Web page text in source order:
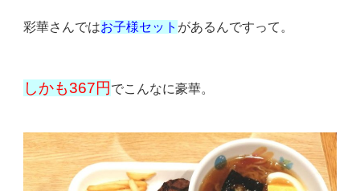
彩華さんではお子様セット があるんですって。
しかも367円 でこんなに豪華。